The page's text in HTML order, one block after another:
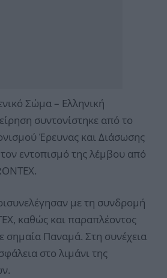
Σώμα – Ελληνική
συντονίστηκε από το
Έρευνας και Διάσωσης
εντοπισμό της λέμβου από
με τη συνδρομή
καθώς και παραπλέοντος
σημαία Παναμά. Στη συνέχεια
στο λιμάνι της